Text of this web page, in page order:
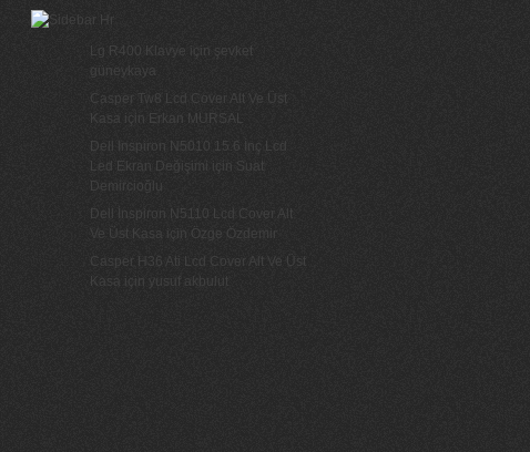
Lg R400 Klavye için
şevket
güneykaya
Casper Tw8 Lcd Cover Alt Ve Üst
Kasa
için
Erkan MURSAL
Dell Inspiron N5010 15.6 İnç Lcd
Led Ekran Değişimi
Suat
Demircioğlu
Dell İnspiron N5110 Lcd Cover Alt
Ve Üst Kasa
için
Özge Özdemir
Casper H36 Ati Lcd Cover Alt Ve Üst
Kasa
için yusuf akbulut